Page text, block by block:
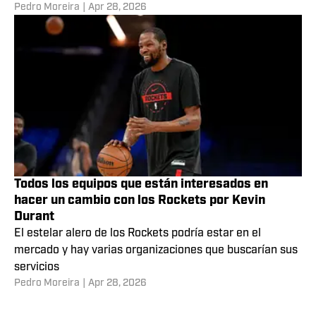
Los récords que logró Cooper Flagg en la NBA
para ganar el Novato del Año
El alero de los Mavericks se convirtió en el tercer
jugador en la historia de la franquicia en llevarse el
Pedro Moreira | Apr 28, 2026